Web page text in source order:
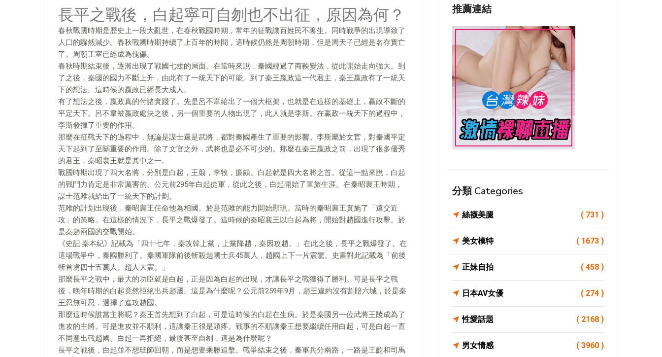
長平之戰後，白起寧可自刎也不出征，原因為何？
春秋戰國時期是歷史上一段大亂世，在春秋戰國時期，常年的征戰讓百姓民不聊生。同時戰爭的出現導致了
人口的驟然減少。春秋戰國時期持續了上百年的時間，這時候仍然是周朝時期，但是周天子已經是名存實亡
了。周朝王室已經成為傀儡。
春秋時期結束後，逐漸出現了戰國七雄的局面。在當時來說，秦國經過了商鞅變法，從此開始走向強大。到
了之後，秦國的國力不斷上升，由此有了一統天下的可能。到了秦王嬴政這一代君主，秦王嬴政有了一統天
下的想法。這時候的嬴政已經長大成人。
有了想法之後，嬴政真的付諸實踐了。先是呂不韋給出了一個大框架，也就是在這樣的基礎上，嬴政不斷的
平定天下。呂不韋被嬴政處決之後，另一個重要的人物出現了，此人就是李斯。在嬴政一統天下的過程中，
李斯發揮了重要的作用。
那麼在征戰天下的過程中，無論是謀士還是武將，都對秦國產生了重要的影響。李斯屬於文官，對秦國平定
天下起到了至關重要的作用。除了文官之外，武將也是必不可少的。那麼在秦王嬴政之前，出現了很多優秀
的君王，秦昭襄王就是其中之一。
戰國時期出現了四大名將，分別是白起，王翦，李牧，廉頗。白起就是四大名將之首。從這一點來說，白起
的戰鬥力肯定是非常厲害的。公元前295年白起從軍，從此之後，白起開始了軍旅生涯。在秦昭襄王時期，
謀士范雎就給出了一統天下的計劃。
范雎的計划出現後，秦昭襄王任命他為相國。於是范雎的能力開始顯現。當時的秦昭襄王實施了「遠交近
攻」的策略。在這樣的情況下，長平之戰爆發了。這時候的秦昭襄王以白起為將，開始對趙國進行攻擊。於
是秦趙兩國的交戰開始。
《史記·秦本紀》記載為「四十七年，秦攻韓上黨，上黨降趙，秦因攻趙。」在此之後，長平之戰爆發了。在
這場戰爭中，秦國勝利了。秦國軍隊前後斬殺趙國士兵45萬人，趙國上下一片震驚。史書對此記載為「前後
斬首虜四十五萬人。趙人大震。」
那麼長平之戰中，最大的功臣就是白起，正是因為白起的出現，才讓長平之戰獲得了勝利。可是長平之戰
後，晚年時期的白起竟然拒絕出兵趙國。這是為什麼呢？公元前259年9月，趙王違約沒有割賠六城，於是秦
王忍無可忍，選擇了進攻趙國。
那麼這時候誰當主將呢？秦王首先想到了白起，可是這時候的白起在生病。於是秦國另一位武將王陵成為了
進攻的主將。可是進攻並不順利，這讓秦王很是頭疼。戰事的不順讓秦王想要繼續任用白起，可是白起一直
不同意出戰趙國。白起一再拒絕，最後甚至自刎，這是為什麼呢？
長平之戰後，白起並不想班師回朝，而是想要乘勝追擊。戰爭結束之後，秦軍兵分兩路，一路是王齕和司馬
推薦連結
分類 Categories
絲襪美腿 ( 731 )
美女模特 ( 1673 )
正妹自拍 ( 458 )
日本AV女優 ( 274 )
性愛話題 ( 2168 )
男女情感 ( 3960 )